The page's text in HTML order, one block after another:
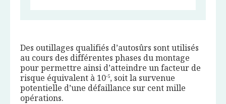
Des outillages qualifiés d’autosûrs sont utilisés
au cours des différentes phases du montage
pour permettre ainsi d’atteindre un facteur de
risque équivalent à 10-5, soit la survenue
potentielle d’une défaillance sur cent mille
opérations.